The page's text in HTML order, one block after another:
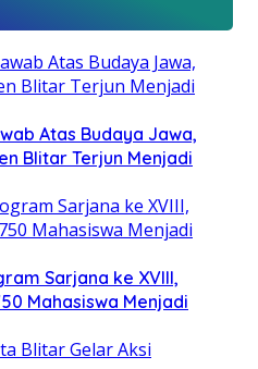
Atas Budaya Jawa,
Blitar Terjun Menjadi
Sarjana ke XVIII,
Mahasiswa Menjadi